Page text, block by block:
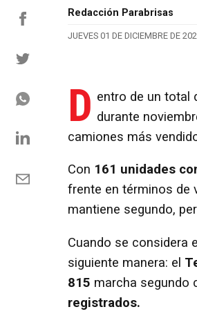
Redacción Parabrisas
JUEVES 01 DE DICIEMBRE DE
D entro de un total
durante
camiones más
Con 161 unidades
frente en términos de
mantiene segundo,
Cuando se considera
siguiente manera: el
815 marcha segundo
registrados.